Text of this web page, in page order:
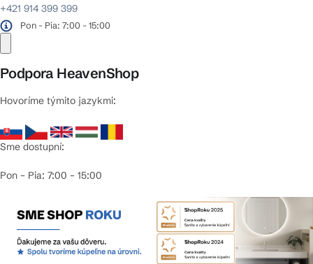
+421 914 399 399
Pon - Pia: 7:00 - 15:00
Podpora HeavenShop
Hovoríme týmito jazykmi:
Sme dostupní:
Pon – Pia: 7:00 – 15:00